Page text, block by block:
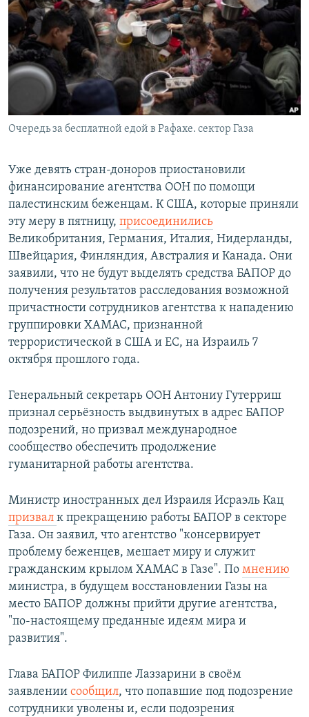
РАСПИСАНИЕ ВЕЩАНИЯ
ПОДПИШИТЕСЬ НА РАССЫЛКУ
СОЦИАЛЬНЫЕ СЕТИ
Все сайты РСЕ/РС
Очередь за бесплатной едой в Рафахе. сектор Газа
Уже девять стран-доноров приостановили
финансирование агентства ООН по помощи
палестинским беженцам. К США, которые приняли
эту меру в пятницу, присоединились
Великобритания, Германия, Италия, Нидерланды,
Швейцария, Финляндия, Австралия и Канада. Они
заявили, что не будут выделять средства БАПОР до
получения результатов расследования возможной
причастности сотрудников агентства к нападению
группировки ХАМАС, признанной
террористической в США и ЕС, на Израиль 7
октября прошлого года.
Генеральный секретарь ООН Антониу Гутерриш
признал серьёзность выдвинутых в адрес БАПОР
подозрений, но призвал международное
сообщество обеспечить продолжение
гуманитарной работы агентства.
Министр иностранных дел Израиля Исраэль Кац
призвал к прекращению работы БАПОР в секторе
Газа. Он заявил, что агентство "консервирует
проблему беженцев, мешает миру и служит
гражданским крылом ХАМАС в Газе". По мнению
министра, в будущем восстановлении Газы на
место БАПОР должны прийти другие агентства,
"по-настоящему преданные идеям мира и
развития".
Глава БАПОР Филиппе Лаззарини в своём
заявлении сообщил, что попавшие под подозрение
сотрудники уволены и, если подозрения